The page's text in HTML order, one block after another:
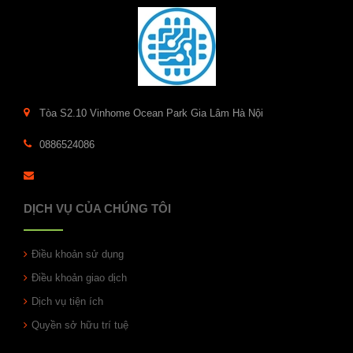
Tòa S2.10 Vinhome Ocean Park Gia Lâm Hà Nội
0886524086
DỊCH VỤ CỦA CHÚNG TÔI
Điều khoản sử dụng
Điều khoản giao dịch
Dịch vụ tiện ích
Quyền sở hữu trí tuệ